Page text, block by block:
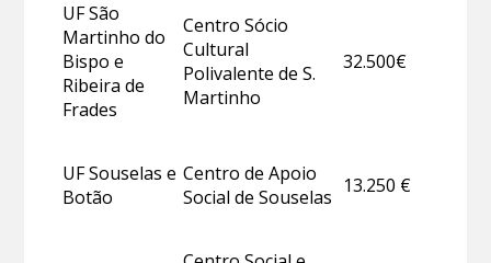
UF São
Martinho do
Bispo e
Ribeira de
Frades
Centro Sócio
Cultural
Polivalente de S.
Martinho
32.500€
UF Souselas e
Botão
Centro de Apoio
Social de Souselas 13.250 €